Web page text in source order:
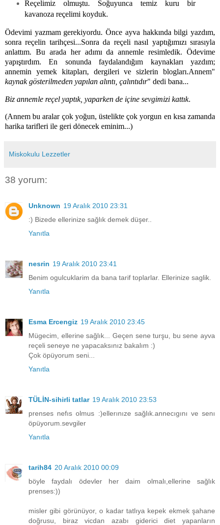
Reçelimiz olmuştu. Soğuyunca temiz kuru bir
kavanoza reçelimi koyduk.
Ödevimi yazmam gerekiyordu. Önce ayva hakkında bilgi yazdım,
sonra reçelin tarihçesi...Sonra da reçeli nasıl yaptığımızı sırasıyla
anlattım. Bu arada her adımı da annemle resimledik. Ödevime
yapıştırdım. En sonunda faydalandığım kaynakları yazdım;
annemin yemek kitapları, dergileri ve sizlerin blogları.Annem"
kaynak gösterilmeden yapılan alıntı, çalıntıdır" dedi bana...
Biz annemle reçel yaptık, yaparken de içine sevgimizi kattık.
(Annem bu aralar çok yoğun, üstelikte çok yorgun en kısa zamanda
harika tarifleri ile geri dönecek eminim...)
Miskokulu Lezzetler
38 yorum:
Unknown 19 Aralık 2010 23:31
:) Bizede ellerinize sağlık demek düşer..
Yanıtla
nesrin 19 Aralık 2010 23:41
Benim ogulcuklarim da bana tarif toplarlar. Ellerinize saglik.
Yanıtla
Esma Ercengiz 19 Aralık 2010 23:45
Mügecim, ellerine sağlık... Geçen sene turşu, bu sene ayva
reçeli seneye ne yapacaksınız bakalım :)
Çok öpüyorum seni...
Yanıtla
TÜLİN-sihirli tatlar 19 Aralık 2010 23:53
prenses nefıs olmus :)ellerınıze sağlık.annecıgını ve senı
öpüyorum.sevgiler
Yanıtla
tarih84 20 Aralık 2010 00:09
böyle faydalı ödevler her daim olmalı,ellerine sağlık
prenses:))
misler gibi görünüyor, o kadar tatlıya kepek ekmek şahane
doğrusu, biraz vicdan azabı giderici diet yapanların